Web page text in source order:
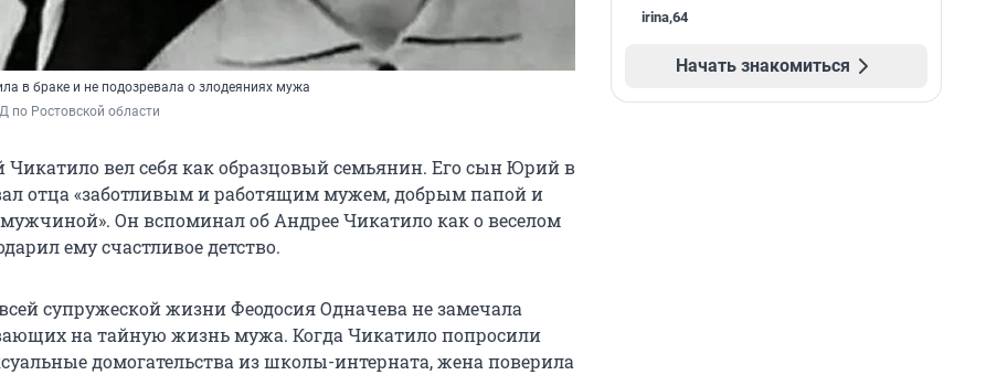
в браке и не подозревала о злодеяниях мужа
по Ростовской области
Чикатило вел себя как образцовый семьянин. Его сын Юрий в
отца «заботливым и работящим мужем, добрым папой и
Он вспоминал об Андрее Чикатило как о веселом
ему счастливое детство.
супружеской жизни Феодосия Одначева не замечала
на тайную жизнь мужа. Когда Чикатило попросили
домогательства из школы-интерната, жена поверила
irina,64
Начать знакомиться